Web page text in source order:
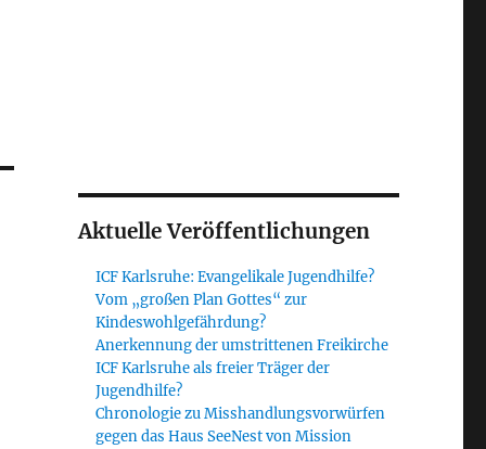
Aktuelle Veröffentlichungen
ICF Karlsruhe: Evangelikale Jugendhilfe?
Vom „großen Plan Gottes“ zur
Kindeswohlgefährdung?
Anerkennung der umstrittenen Freikirche
ICF Karlsruhe als freier Träger der
Jugendhilfe?
Chronologie zu Misshandlungsvorwürfen
gegen das Haus SeeNest von Mission